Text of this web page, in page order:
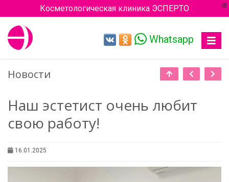
Косметологическая клиника ЭСПЕРТО
Toggle
Whatsapp
Новости
Наш эстетист очень любит
свою работу!
16.01.2025